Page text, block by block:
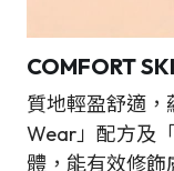
COMFORT
質地輕盈舒適，
Wear」配方及
體，能有效修飾